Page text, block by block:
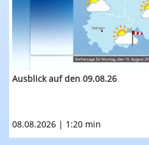
Ausblick auf den 09.08.26
08.08.2026 | 1:20 min